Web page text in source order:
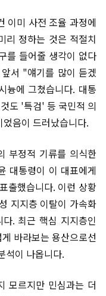
이미 사전 조율 과정에
리 정하는 것은 적절치
를 들어줄 생각이 없다
서 "얘기를 많이 듣겠
늉에 그쳤습니다. 대통
도 '특검' 등 국민적 의
음이 드러났습니다.
부정적 기류를 의식한
대통령이 이 대표에게
출했습니다. 이런 상황
지지층 이탈이 가속화
. 최근 핵심 지지층인
바라보는 용산으로선
석이 나옵니다.
모르지만 민심과는 더